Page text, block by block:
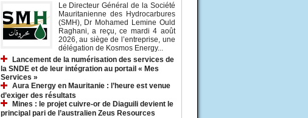
Le Directeur Général de la Société
Mauritanienne des Hydrocarbures
(SMH), Dr Mohamed Lemine Ould
Raghani, a reçu, ce mardi 4 août
2026, au siège de l’entreprise, une
délégation de Kosmos Energy...
Lancement de la numérisation des services de
la SNDE et de leur intégration au portail « Mes
Services »
Aura Energy en Mauritanie : l’heure est venue
d’exiger des résultats
Mines : le projet cuivre-or de Diaguili devient le
principal pari de l’australien Zeus Resources